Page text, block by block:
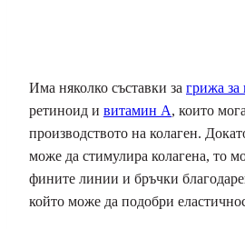
Има няколко съставки за грижа за
ретиноид и витамин А, които
производството на колаген.
може да стимулира колагена, то
фините линии и бръчки
който може да подобри